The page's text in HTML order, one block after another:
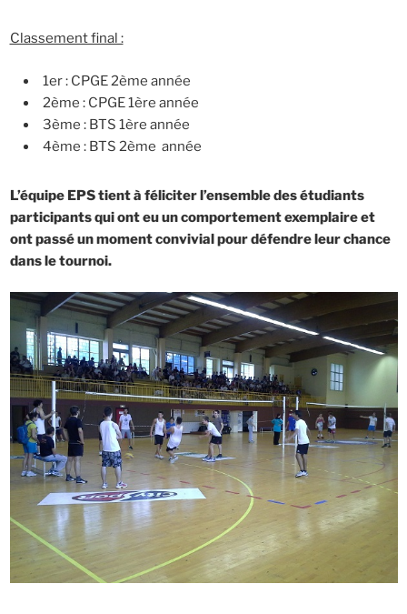
Classement final :
1er : CPGE 2ème année
2ème : CPGE 1ère année
3ème : BTS 1ère année
4ème : BTS 2ème année
L’équipe EPS tient à féliciter l’ensemble des étudiants
participants qui ont eu un comportement exemplaire et
ont passé un moment convivial pour défendre leur chance
dans le tournoi.